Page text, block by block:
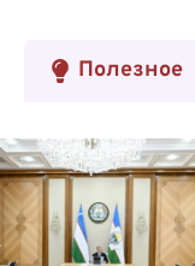
Полезное